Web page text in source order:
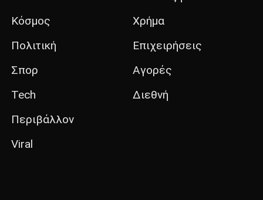
Κόσμος
Πολιτική
Σπορ
Tech
Περιβάλλον
Viral
Χρήμα
Επιχειρήσεις
Αγορές
Διεθνή